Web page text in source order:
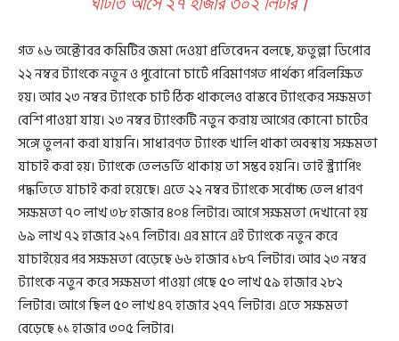
গত ১৬ অক্টোবর কমিটির জমা দেওয়া প্রতিবেদন বলছে, ফতুল্লা ডিপোর
২২ নম্বর ট্যাংকে নতুন ও পুরোনো চার্টে পরিমাণগত পার্থক্য পরিলক্ষিত
হয়। আর ২৩ নম্বর ট্যাংকে চার্ট ঠিক থাকলেও বাস্তবে ট্যাংকের সক্ষমতা
বেশি পাওয়া যায়। ২৩ নম্বর ট্যাংকটি নতুন করায় আগের কোনো চার্টের
সঙ্গে তুলনা করা যায়নি। সাধারণত ট্যাংক খালি থাকা অবস্থায় সক্ষমতা
যাচাই করা হয়। ট্যাংকে তেলভর্তি থাকায় তা সম্ভব হয়নি। তাই স্ট্র্যাপিং
পদ্ধতিতে যাচাই করা হয়েছে। এতে ২২ নম্বর ট্যাংকে সর্বোচ্চ তেল ধারণ
সক্ষমতা ৭০ লাখ ৩৮ হাজার ৪০৪ লিটার। আগে সক্ষমতা দেখানো হয়
৬৯ লাখ ৭২ হাজার ২১৭ লিটার। এর মানে এই ট্যাংকে নতুন করে
যাচাইয়ের পর সক্ষমতা বেড়েছে ৬৬ হাজার ১৮৭ লিটার। আর ২৩ নম্বর
ট্যাংকে নতুন করে সক্ষমতা পাওয়া গেছে ৫০ লাখ ৫৯ হাজার ২৮২
লিটার। আগে ছিল ৫০ লাখ ৪৭ হাজার ২৭৭ লিটার। এতে সক্ষমতা
বেড়েছে ১১ হাজার ৩০৫ লিটার।